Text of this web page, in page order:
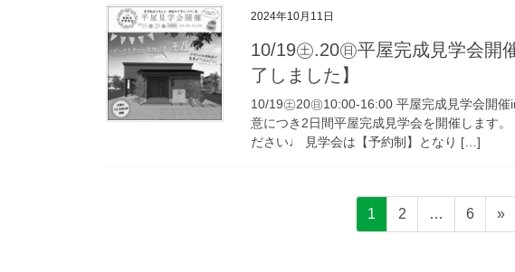
2024年10月11日
10/19㊏.20㊐平屋完成見学会開
了しました】
10/19㊏20㊐10:00-16:00 平屋完成見学会開
意につき2日間平屋完成見学会を開催します
ださい♩ 見学会は【予約制】となり […]
1 2 … 6 »